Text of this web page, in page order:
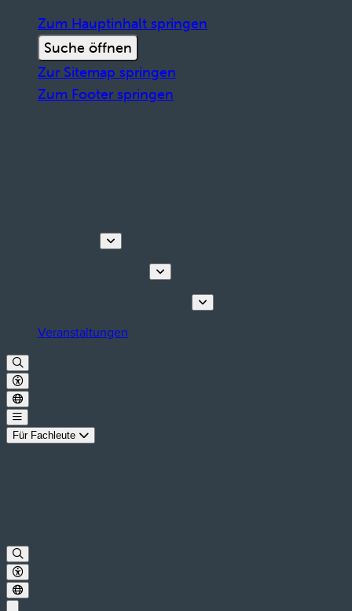
Zum Hauptinhalt springen
Suche öffnen
Zur Sitemap springen
Zum Footer springen
Veranstaltungen
Für Fachleute